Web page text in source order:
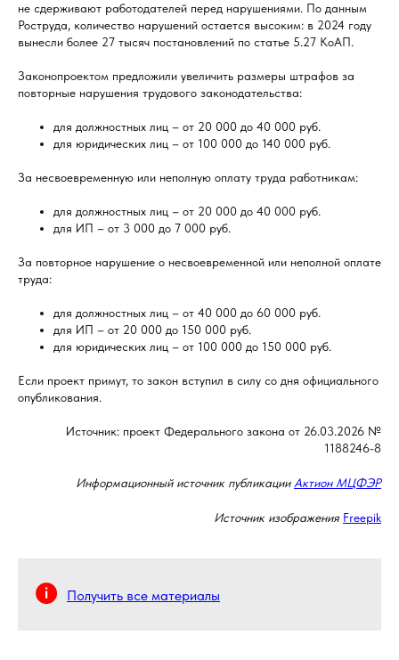
не сдерживают работодателей перед нарушениями. По данным
Роструда, количество нарушений остается высоким: в 2024 году
вынесли более 27 тысяч постановлений по статье 5.27 КоАП.
Законопроектом предложили увеличить размеры штрафов за
повторные нарушения трудового законодательства:
для должностных лиц – от 20 000 до 40 000 руб.
для юридических лиц – от 100 000 до 140 000 руб.
За несвоевременную или неполную оплату труда работникам:
для должностных лиц – от 20 000 до 40 000 руб.
для ИП – от 3 000 до 7 000 руб.
За повторное нарушение о несвоевременной или неполной оплате
труда:
для должностных лиц – от 40 000 до 60 000 руб.
для ИП – от 20 000 до 150 000 руб.
для юридических лиц – от 100 000 до 150 000 руб.
Если проект примут, то закон вступил в силу со дня официального
опубликования.
Источник: проект Федерального закона от 26.03.2026 №
1188246-8
Информационный источник публикацииАктион МЦФЭР
Источник изображения Freepik
Получить все материалы